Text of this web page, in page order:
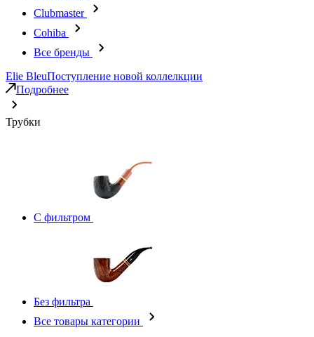
Clubmaster
Cohiba
Все бренды
Elie BleuПоступление новой коллелкции
Подробнее
Трубки
С фильтром
Без фильтра
Все товары категории